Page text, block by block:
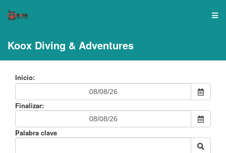
Koox Diving & Adventures
Inicio:
Finalizar:
Palabra clave